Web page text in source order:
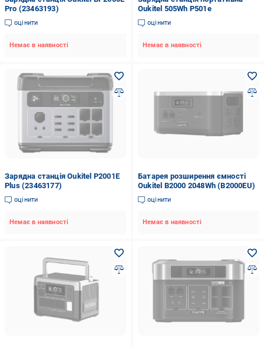
Pro (23463193)
оцінити
Немає в наявності
Oukitel 505Wh P501e
оцінити
Немає в наявності
Зарядна станція Oukitel P2001E
Plus (23463177)
оцінити
Немає в наявності
Батарея розширення ємності
Oukitel B2000 2048Wh (B2000EU)
оцінити
Немає в наявності